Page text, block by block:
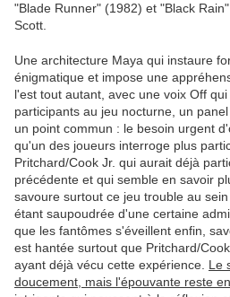
"Blade Runner" (1982) et "Black
Scott.
Une architecture Maya qui instaure
énigmatique et impose une
l'est tout autant, avec une voix Off
participants au jeu nocturne, un
un point commun : le besoin urgent
qu'un des joueurs interroge plus
Pritchard/Cook Jr. qui aurait déjà
précédente et qui semble en savoir
savoure surtout ce jeu trouble au
étant saupoudrée d'une certaine
que les fantômes s'éveillent enfin,
est hantée surtout que Pritchard/
ayant déjà vécu cette expérience. Le
doucement, mais l'épouvante reste